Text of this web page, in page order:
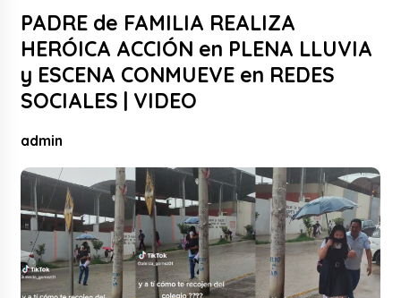
PADRE de FAMILIA REALIZA
HERÓICA ACCIÓN en PLENA LLUVIA
y ESCENA CONMUEVE en REDES
SOCIALES | VIDEO
admin